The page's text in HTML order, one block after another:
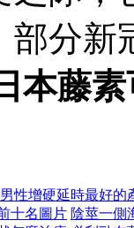
部分新
本藤
男性增硬延時最好的
十名圖片 陰莖一側